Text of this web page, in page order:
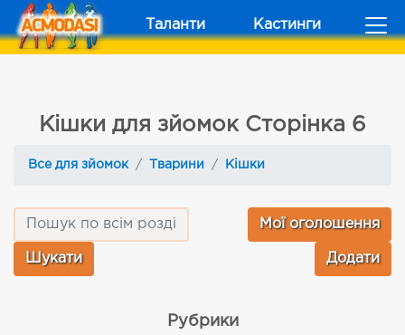
Таланти Кастинги
Кішки для зйомок Сторінка 6
Все для зйомок Тварини Кішки
Мої оголошення
Додати
Рубрики